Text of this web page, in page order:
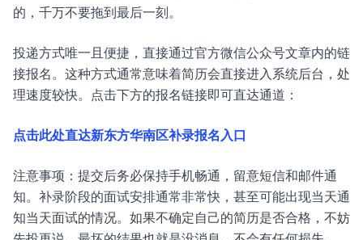
的，千万不要拖到最后一刻。
投递方式唯一且便捷，直接通过官方微信公众号文章内的链
接报名。这种方式通常意味着简历会直接进入系统后台，处
理速度较快。点击下方的报名链接即可直达通道：
点击此处直达新东方华南区补录报名入口
注意事项：提交后务必保持手机畅通，留意短信和邮件通
知。补录阶段的面试安排通常非常快，甚至可能出现当天通
知当天面试的情况。如果不确定自己的简历是否合格，不妨